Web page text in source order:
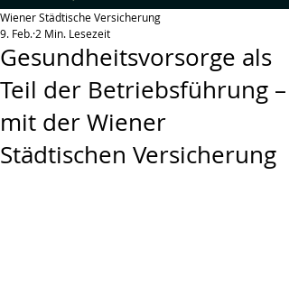
Gesundheitsvorsorge als
Teil der Betriebsführung –
mit der Wiener
Städtischen Versicherung
Wiener Städtische Versicherung
9. Feb. 2 Min. Lesezeit